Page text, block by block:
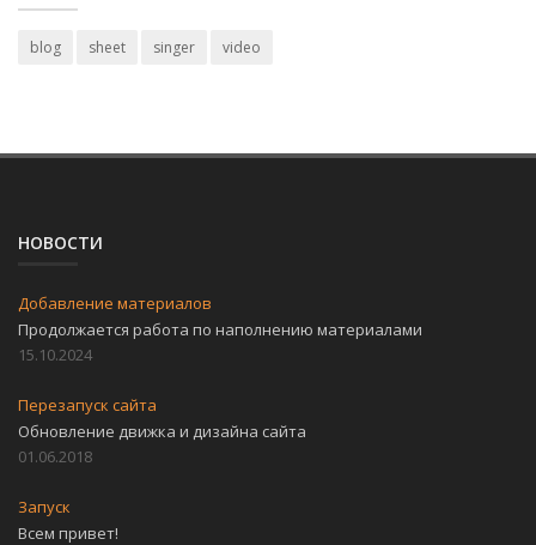
blog sheet singer video
НОВОСТИ
Добавление материалов
Продолжается работа по наполнению материалами
15.10.2024
Перезапуск сайта
Обновление движка и дизайна сайта
01.06.2018
Запуск
Всем привет!